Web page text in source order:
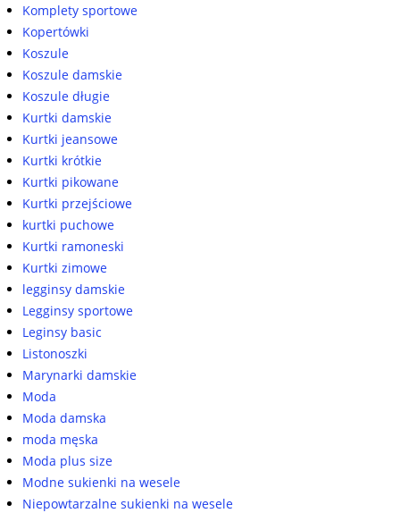
Komplety sportowe
Kopertówki
Koszule
Koszule damskie
Koszule długie
Kurtki damskie
Kurtki jeansowe
Kurtki krótkie
Kurtki pikowane
Kurtki przejściowe
kurtki puchowe
Kurtki ramoneski
Kurtki zimowe
legginsy damskie
Legginsy sportowe
Leginsy basic
Listonoszki
Marynarki damskie
Moda
Moda damska
moda męska
Moda plus size
Modne sukienki na wesele
Niepowtarzalne sukienki na wesele